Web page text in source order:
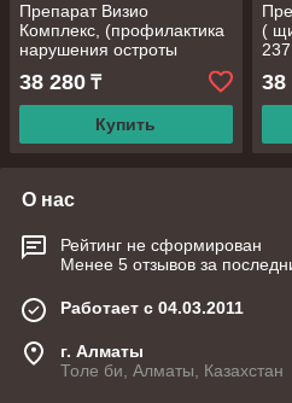
Препарат Визио
Комплекс, (профилактика
нарушения остроты
зрения), 237 мл
38 280 ₸
Купить
(
38
О нас
Рейтинг не сформирован
Менее 5 отзывов за
Работает с 04.03.2011
г. Алматы
Толе би, Алматы, Казахстан